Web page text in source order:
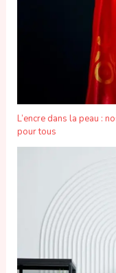
L’encre dans la peau :
pour tous